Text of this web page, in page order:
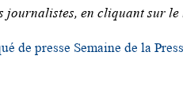
journalistes, en cliquant sur le
de presse Semaine de la